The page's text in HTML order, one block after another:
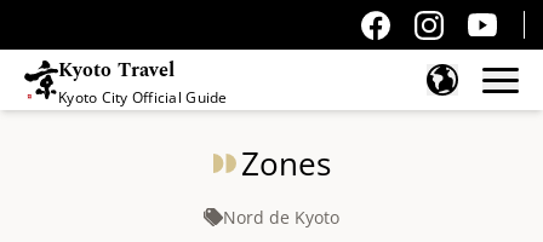
Kyoto Travel
Kyoto City Official Guide
Zones
Nord de Kyoto